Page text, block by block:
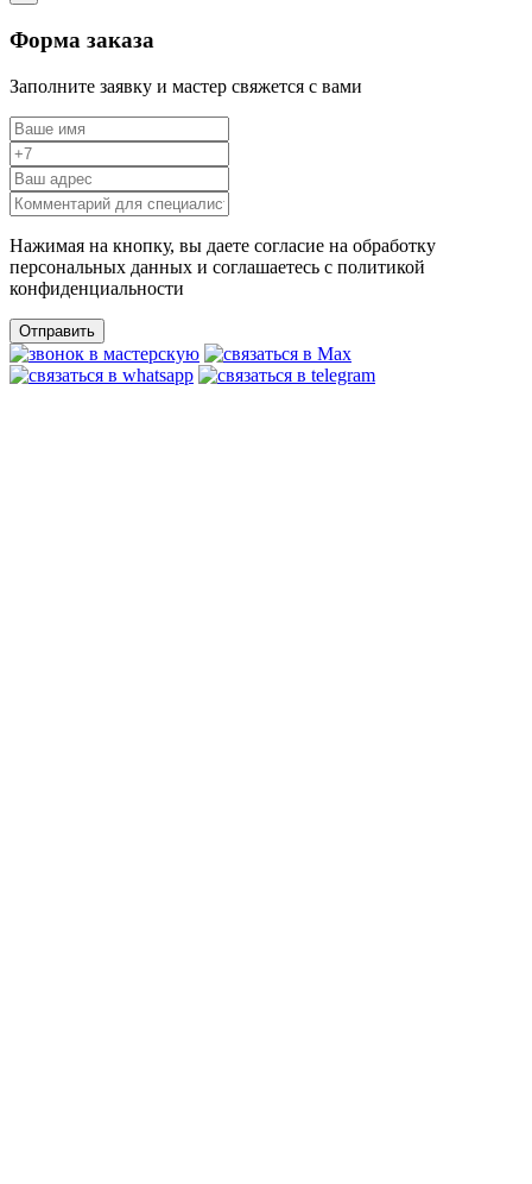
Форма заказа
Заполните заявку и мастер свяжется с вами
Нажимая на кнопку, вы даете согласие на обработку
персональных данных и соглашаетесь c политикой
конфиденциальности
Отправить